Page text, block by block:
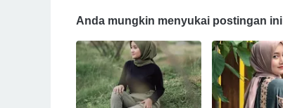
Anda mungkin menyukai postingan ini